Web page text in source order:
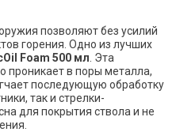
позволяют без усилий
горения. Одно из лучших
Foam 500 мл . Эта
проникает в поры металла,
последующую обработку
так и стрелки-
для покрытия ствола и не